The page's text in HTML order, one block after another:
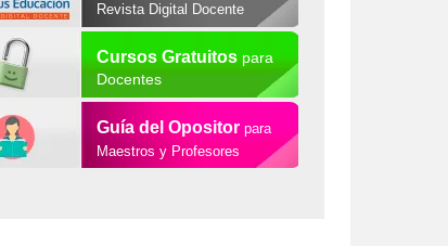
Revista Digital Docente
Cursos Gratuitospara
Docentes
Guía del Opositor para
Maestros y Profesores